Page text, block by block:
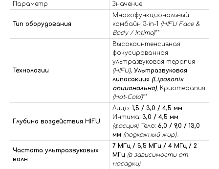
Параметр
Значение
Тип оборудования
Многофункциональный
комбайн 3-in-1 (HIFU Face &
Body / Intima)**
Технологии
Высокоинтенсивная
фокусированная
ультразвуковая терапия
(HIFU), Ультразвуковая
липосакция (Liposonix
опционально), Криотерапия
(Hot‑Cold)**
Глубина воздействия HIFU
Лицо: 1,5 / 3,0 / 4,5 мм.
Интима: 3,0 / 4,5 мм
(фасция). Тело: 6,0 / 9,0 / 13,0
мм (подкожный жир).
Частота ультразвуковых
волн
7 МГц / 5,5 МГц / 4 МГц / 2
МГц (в зависимости от
насадки)